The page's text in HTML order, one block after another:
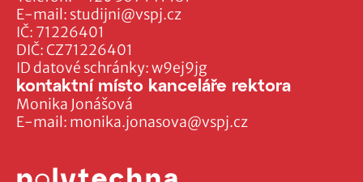
IČ: 71226401
DIČ: CZ71226401
ID datové schránky: w9ej9jg
E-mail: studijni@vspj.cz
kontaktní místo kanceláře rektora
Monika Jonášová
E-mail: monika.jonasova@vspj.cz